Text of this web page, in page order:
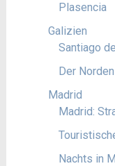
Plasencia
Galizien
Santiago
Der
Madrid
Madrid:
Nachts in